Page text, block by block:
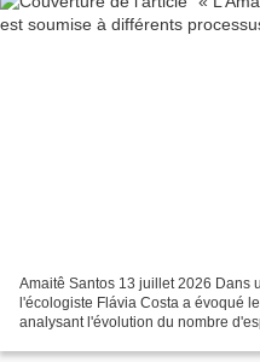
Amaitê Santos 13 juillet 2026 Dans
l'écologiste Flávia Costa a évoqué
analysant l'évolution du nombre